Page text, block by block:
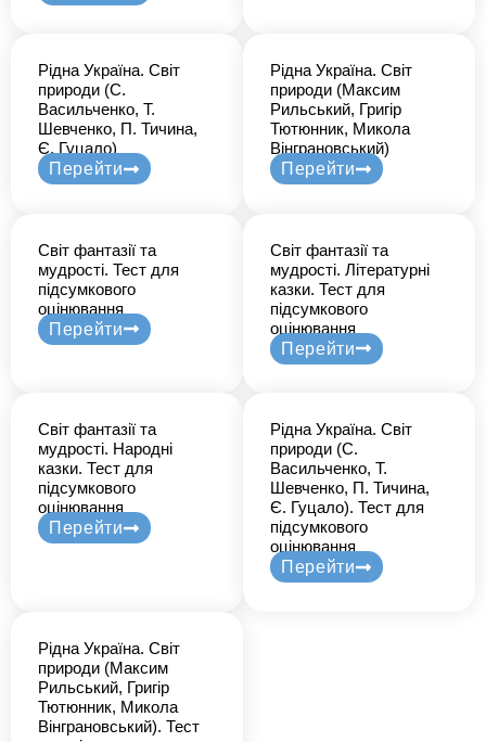
Рідна Україна. Світ
природи (С.
Васильченко, Т.
Шевченко, П. Тичина,
Є. Гуцало)
Перейти
Рідна Україна. Світ
природи (Максим
Рильський, Григір
Тютюнник, Микола
Вінграновський)
Перейти
Світ фантазії та
мудрості. Тест для
підсумкового
оцінювання
Перейти
Світ фантазії та
мудрості. Літературні
казки. Тест для
підсумкового
оцінювання
Перейти
Світ фантазії та
мудрості. Народні
казки. Тест для
підсумкового
оцінювання
Перейти
Рідна Україна. Світ
природи (С.
Васильченко, Т.
Шевченко, П. Тичина,
Є. Гуцало). Тест для
підсумкового
оцінювання
Перейти
Рідна Україна. Світ
природи (Максим
Рильський, Григір
Тютюнник, Микола
Вінграновський). Тест